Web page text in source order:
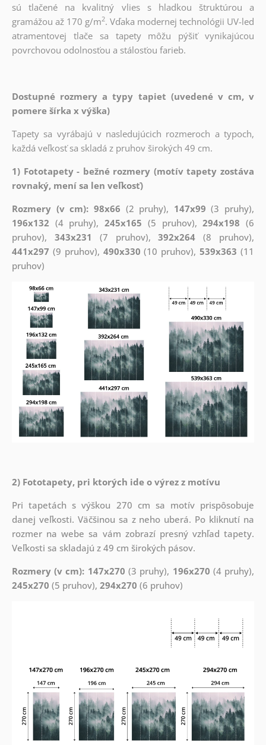
sú tlačené na kvalitný vlies s hladkou štruktúrou a
gramážou až 170 g/m2. Vďaka modernej technológii UV-led
atramentovej tlače sa tapety môžu pýšiť vynikajúcou
povrchovou odolnosťou a stálosťou farieb.
Dostupné rozmery a typy tapiet (uvedené v cm, v
pomere šírka x výška)
Tapety sa vyrábajú v nasledujúcich rozmeroch a typoch,
každá veľkosť sa skladá z pruhov širokých 49 cm.
1) Fototapety - bežné rozmery (motív tapety zostáva
rovnaký, mení sa len veľkosť)
Rozmery (v cm): 98x66 (2 pruhy), 147x99 (3 pruhy),
196x132 (4 pruhy),245x165 (5 pruhov),294x198 (6
pruhov), 343x231 (7 pruhov),392x264 (8 pruhov),
441x297 (9 pruhov), 490x330 (10 pruhov),539x363 (11
pruhov)
2) Fototapety, pri ktorých ide o výrez z motívu
Pri tapetách s výškou 270 cm sa motív prispôsobuje
danej veľkosti. Väčšinou sa z neho uberá. Po kliknutí na
rozmer na webe sa vám zobrazí presný vzhľad tapety.
Veľkosti sa skladajú z 49 cm širokých pásov.
Rozmery (v cm): 147x270 (3 pruhy), 196x270 (4 pruhy),
245x270 (5 pruhov), 294x270 (6 pruhov)